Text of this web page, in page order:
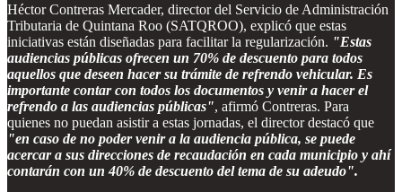
Héctor Contreras Mercader, director del Servicio de Administración
Tributaria de Quintana Roo (SATQROO), explicó que estas
iniciativas están diseñadas para facilitar la regularización. "Estas
audiencias públicas ofrecen un 70% de descuento para todos
aquellos que deseen hacer su trámite de refrendo vehicular. Es
importante contar con todos los documentos y venir a hacer el
refrendo a las audiencias públicas", afirmó Contreras. Para
quienes no puedan asistir a estas jornadas, el director destacó que
"en caso de no poder venir a la audiencia pública, se puede
acercar a sus direcciones de recaudación en cada municipio y ahí
contarán con un 40% de descuento del tema de su adeudo".